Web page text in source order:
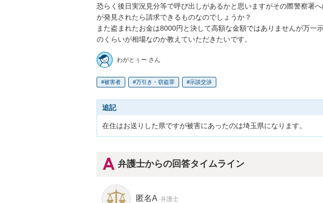
恐らく後日実況見分等で呼び出しがあるかと思いますがその際警察署
が発見されたら請求できるものなのでしょうか？
また盗まれたお金は8000円と決して高額な金額ではありませんが万一
のくらいが相場なのか教えていただきたいです。
わがとぅー さん
被害者 万引き・窃盗罪 示談交渉
追記
在住はお送りした県ですが被害にあったのは埼玉県になります。
弁護士からの回答タイムライン
匿名A 弁護士